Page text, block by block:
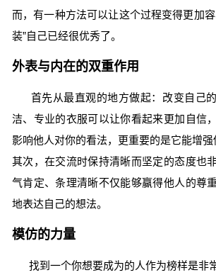
而，有一种方法可以让这个过程变得更加
装”自己已经很优秀了。
外表与内在的双重作用
首先从最直观的地方做起：改变自己
洁、专业的衣服可以让你看起来更加自信
影响他人对你的看法，更重要的是它能增强
其次，在交流时保持清晰而坚定的态度也
气肯定、条理清晰不仅能够赢得他人的尊
地表达自己的想法。
模仿的力量
找到一个你想要成为的人作为榜样是非